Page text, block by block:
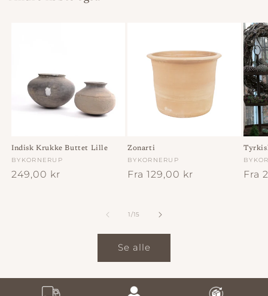
Indisk Krukke Buttet Lille
Forhandler:
BYKORNERUP
Normalpris
249,00 kr
Zonarti
Forhandler:
BYKORNERUP
Normalpris
Fra 129,00 kr Fra
1/af
15
Se alle